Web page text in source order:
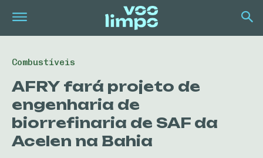
Combustíveis
AFRY fará projeto de
engenharia de
biorrefinaria de SAF da
Acelen na Bahia